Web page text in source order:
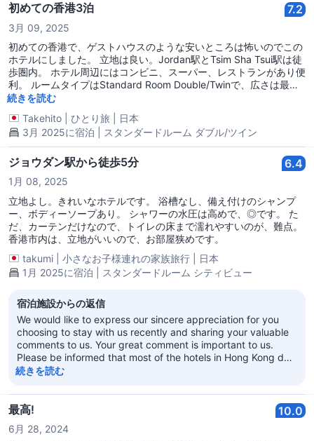
初めての香港3泊 7.2
3月 09, 2025
初めての香港で、ゲストハウスのような安いところは怖いのでこの
ホテルにしました。 立地は良い。Jordan駅とTsim Sha Tsui駅は徒
歩圏内。 ホテル周辺にはコンビニ、スーパー、レストランがあり便
利。 ルームタイプはStandard Room Double/Twinで、広さは最低
限でホテルでは寝るだけだったので問題なし。 シャワーとトイレの
仕切りがカーテンのみでびっくりしましたが、特に問題なく使えま
した。水圧は少し弱め。 タオルはバスタオルのみで、ドライヤーは
部屋にありました。 電源はUSB端子も２つ付いてるタイプでした。
続きを読む
Takehito
ひとり旅
日本
3月 2025に宿泊 | スタンダードルーム ダブル/ツイン
ジョウダン駅から徒歩5分 6.4
1月 08, 2025
立地よし。きれいなホテルです。 浴槽なし、備え付けのシャンプ
ー、ボディーソープあり。 シャワーの水圧は高めで、◎です。 た
だ、カーテンだけなので、トイレの床まで濡れやすいのが、難点。
香港市内は、立地がいいので、お部屋狭めです。
takumi
小さなお子様連れの家族旅行
日本
1月 2025に宿泊 | スタンダードルーム シティビュー
宿泊施設からの返信
We would like to express our sincere appreciation for you
choosing to stay with us recently and sharing your valuable
comments to us. Your great comment is important to us.
Please be informed that most of the hotels in Hong Kong do
not have heating system. However, we could provide
could provide individual heaters as well.
続きを読む
最高! 10.0
6月 28, 2024